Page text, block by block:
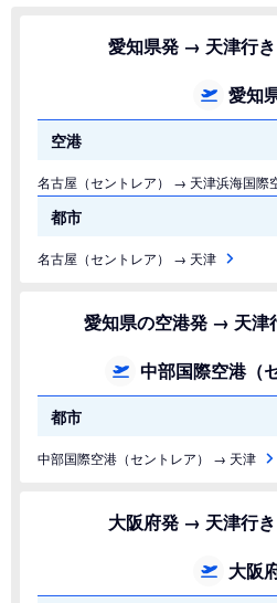
愛知県発 → 天津行
愛知
空港
名古屋（セントレア） → 天津浜海国際
都市
名古屋（セントレア） → 天津
愛知県の空港発 → 天津
中部国際空港（
都市
中部国際空港（セントレア） → 天津
大阪府発 → 天津行
大阪